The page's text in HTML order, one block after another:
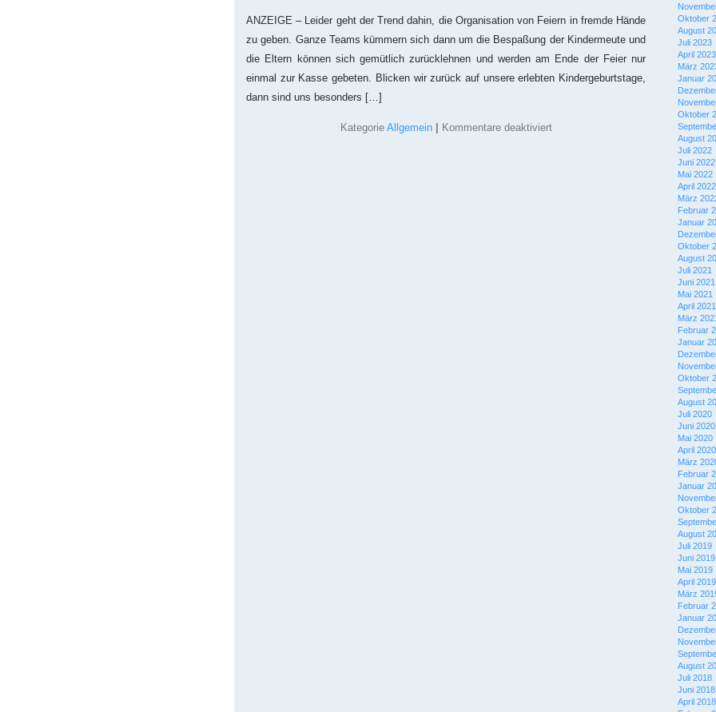
ANZEIGE – Leider geht der Trend dahin, die Organisation von Feiern in fremde Hände
zu geben. Ganze Teams kümmern sich dann um die Bespaßung der Kindermeute und
die Eltern können sich gemütlich zurücklehnen und werden am Ende der Feier nur
einmal zur Kasse gebeten. Blicken wir zurück auf unsere erlebten Kindergeburtstage,
dann sind uns besonders […]
Kategorie Allgemein Kommentare deaktiviertfür
Oktober
August
Juli 2023
April 2023
März
Januar
Oktober
August
Juli 2022
Juni 2022
Mai 2022
April 2022
März
Februar
Januar
Oktober
August
Juli 2021
Juni 2021
Mai 2021
April 2021
März
Februar
Januar
Oktober
August
Juli 2020
Juni 2020
Mai 2020
April 2020
März
Februar
Januar
Oktober
August
Juli 2019
Juni 2019
Mai 2019
April 2019
März
Februar
Januar
August
Juli 2018
Juni 2018
April 2018